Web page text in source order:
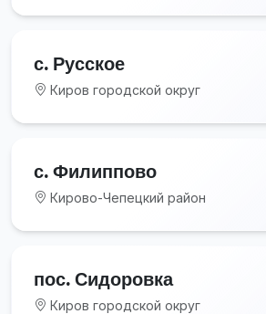
с. Русское
Киров городской округ
с. Филиппово
Кирово-Чепецкий район
пос. Сидоровка
Киров городской округ